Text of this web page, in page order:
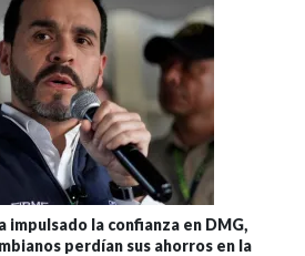
impulsado la confianza en DMG,
perdían sus ahorros en la